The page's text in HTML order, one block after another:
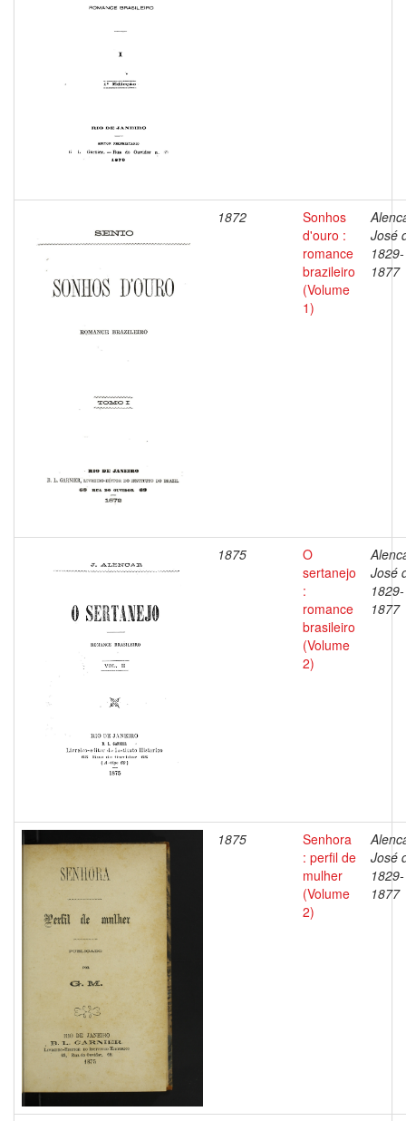
1872
Sonhos
d'ouro :
romance
brazileiro
(Volume
1)
José
1829-
1877
1875
O
sertanejo
:
romance
brasileiro
(Volume
2)
José
1829-
1877
1875
Senhora
: perfil de
mulher
(Volume
2)
José
1829-
1877